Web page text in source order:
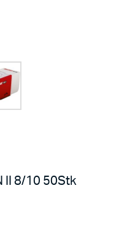
II 8/10 50Stk